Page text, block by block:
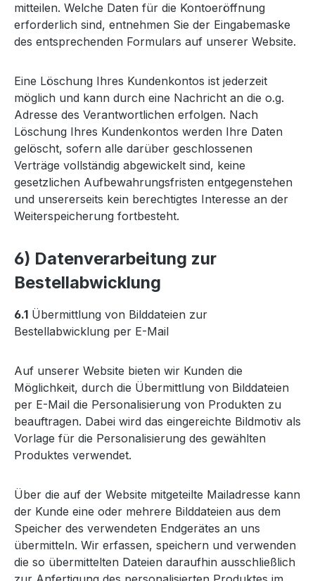
mitteilen. Welche Daten für die Kontoeröffnung
erforderlich sind, entnehmen Sie der Eingabemaske
des entsprechenden Formulars auf unserer Website.
Eine Löschung Ihres Kundenkontos ist jederzeit
möglich und kann durch eine Nachricht an die o.g.
Adresse des Verantwortlichen erfolgen. Nach
Löschung Ihres Kundenkontos werden Ihre Daten
gelöscht, sofern alle darüber geschlossenen
Verträge vollständig abgewickelt sind, keine
gesetzlichen Aufbewahrungsfristen entgegenstehen
und unsererseits kein berechtigtes Interesse an der
Weiterspeicherung fortbesteht.
6) Datenverarbeitung zur
Bestellabwicklung
6.1 Übermittlung von Bilddateien zur
Bestellabwicklung per E-Mail
Auf unserer Website bieten wir Kunden die
Möglichkeit, durch die Übermittlung von Bilddateien
per E-Mail die Personalisierung von Produkten zu
beauftragen. Dabei wird das eingereichte Bildmotiv als
Vorlage für die Personalisierung des gewählten
Produktes verwendet.
Über die auf der Website mitgeteilte Mailadresse kann
der Kunde eine oder mehrere Bilddateien aus dem
Speicher des verwendeten Endgerätes an uns
übermitteln. Wir erfassen, speichern und verwenden
die so übermittelten Dateien daraufhin ausschließlich